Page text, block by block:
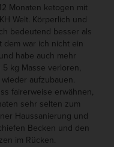
Monaten ketogen mit
Welt. Körperlich und
bedeutend besser als
dem war ich nicht ein
habe auch mehr
kg Masse verloren,
aufzubauen.
fairerweise erwähnen,
sehr selten zum
Haussanierung und
Becken und den
im Rücken.